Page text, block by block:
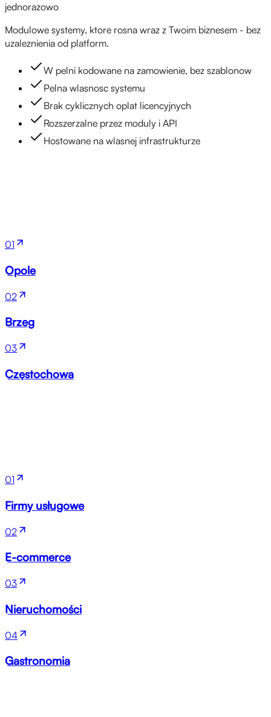
jednorazowo
Modulowe systemy, ktore rosna wraz z Twoim biznesem - bez
uzaleznienia od platform.
W pelni kodowane na zamowienie, bez szablonow
Pelna wlasnosc systemu
Brak cyklicznych oplat licencyjnych
Rozszerzalne przez moduly i API
Hostowane na wlasnej infrastrukturze
01
Opole
02
Brzeg
03
Częstochowa
01
Firmy usługowe
02
E-commerce
03
Nieruchomości
04
Gastronomia